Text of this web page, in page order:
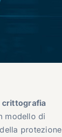
crittografia
modello di
protezione